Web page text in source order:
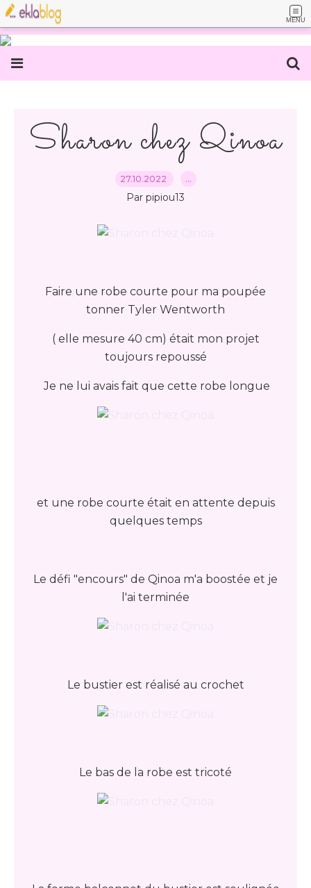
MENU
Sharon chez Qinoa
27.10.2022 …
Par pipiou13
Faire une robe courte pour ma poupée
tonner Tyler Wentworth
( elle mesure 40 cm) était mon projet
toujours repoussé
Je ne lui avais fait que cette robe longue
et une robe courte était en attente depuis
quelques temps
Le défi "encours" de Qinoa m'a boostée et je
l'ai terminée
Le bustier est réalisé au crochet
Le bas de la robe est tricoté